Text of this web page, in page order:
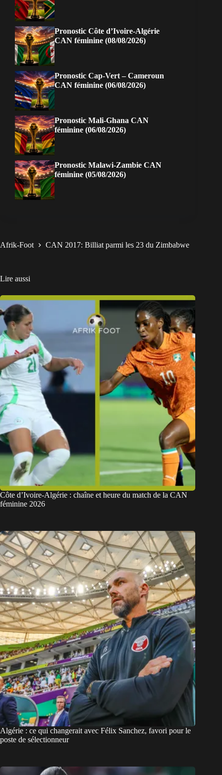
Pronostic Côte d’Ivoire-Algérie
CAN féminine (08/08/2026)
Pronostic Cap-Vert – Cameroun
CAN féminine (06/08/2026)
Pronostic Mali-Ghana CAN
féminine (06/08/2026)
Pronostic Malawi-Zambie CAN
féminine (05/08/2026)
Afrik-Foot CAN 2017: Billiat parmi les 23 du Zimbabwe
Lire aussi
Côte d’Ivoire-Algérie : chaîne et heure du match de la CAN
féminine 2026
Algérie : ce qui changerait avec Félix Sanchez, favori pour le
poste de sélectionneur